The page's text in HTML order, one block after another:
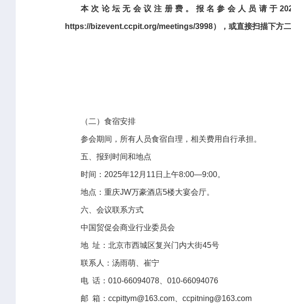
本次论坛无会议注册费。报名参会人员请于
https://bizevent.ccpit.org/meetings/3998），或直接扫描下方二
（二）食宿安排
参会期间，所有人员食宿自理，相关费用自行承担。
五、报到时间和地点
时间：2025年12月11日上午8:00—9:00。
地点：重庆JW万豪酒店5楼大宴会厅。
六、会议联系方式
中国贸促会商业行业委员会
地 址：北京市西城区复兴门内大街45号
联系人：汤雨萌、崔宁
电 话：010-66094078、010-66094076
邮 箱：ccpittym@163.com、ccpitning@163.com